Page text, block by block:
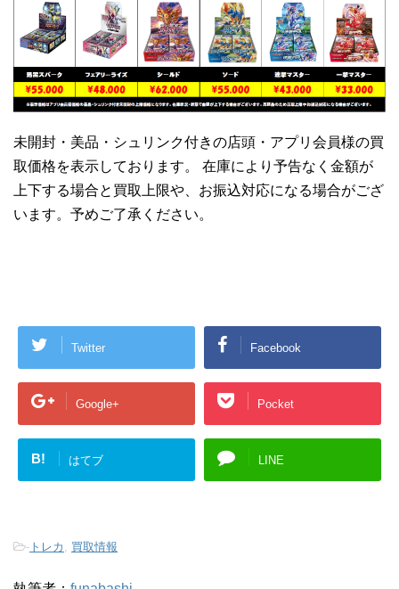
未開封・美品・シュリンク付きの店頭・アプリ会員様の買
取価格を表示しております。 在庫により予告なく金額が
上下する場合と買取上限や、お振込対応になる場合がござ
います。予めご了承ください。
Twitter Facebook
Google+ Pocket
B! はてブ LINE
- トレカ , 買取情報